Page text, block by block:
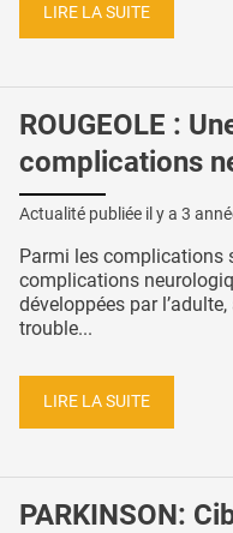
LIRE LA SUITE
ROUGEOLE :
complications
Actualité publiée il y a 3
Parmi les complications
complications
développées par
trouble...
LIRE LA SUITE
PARKINSON: